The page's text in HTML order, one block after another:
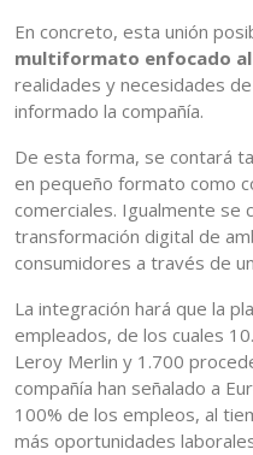
En concreto, esta unión
multiformato enfocado
realidades y necesidades
informado la compañía.
De esta forma, se contará
en pequeño formato como
comerciales. Igualmente se
transformación digital de
consumidores a través de
La integración hará que la
empleados, de los cuales
Leroy Merlin y 1.700
compañía han señalado a
100% de los empleos, al
más oportunidades